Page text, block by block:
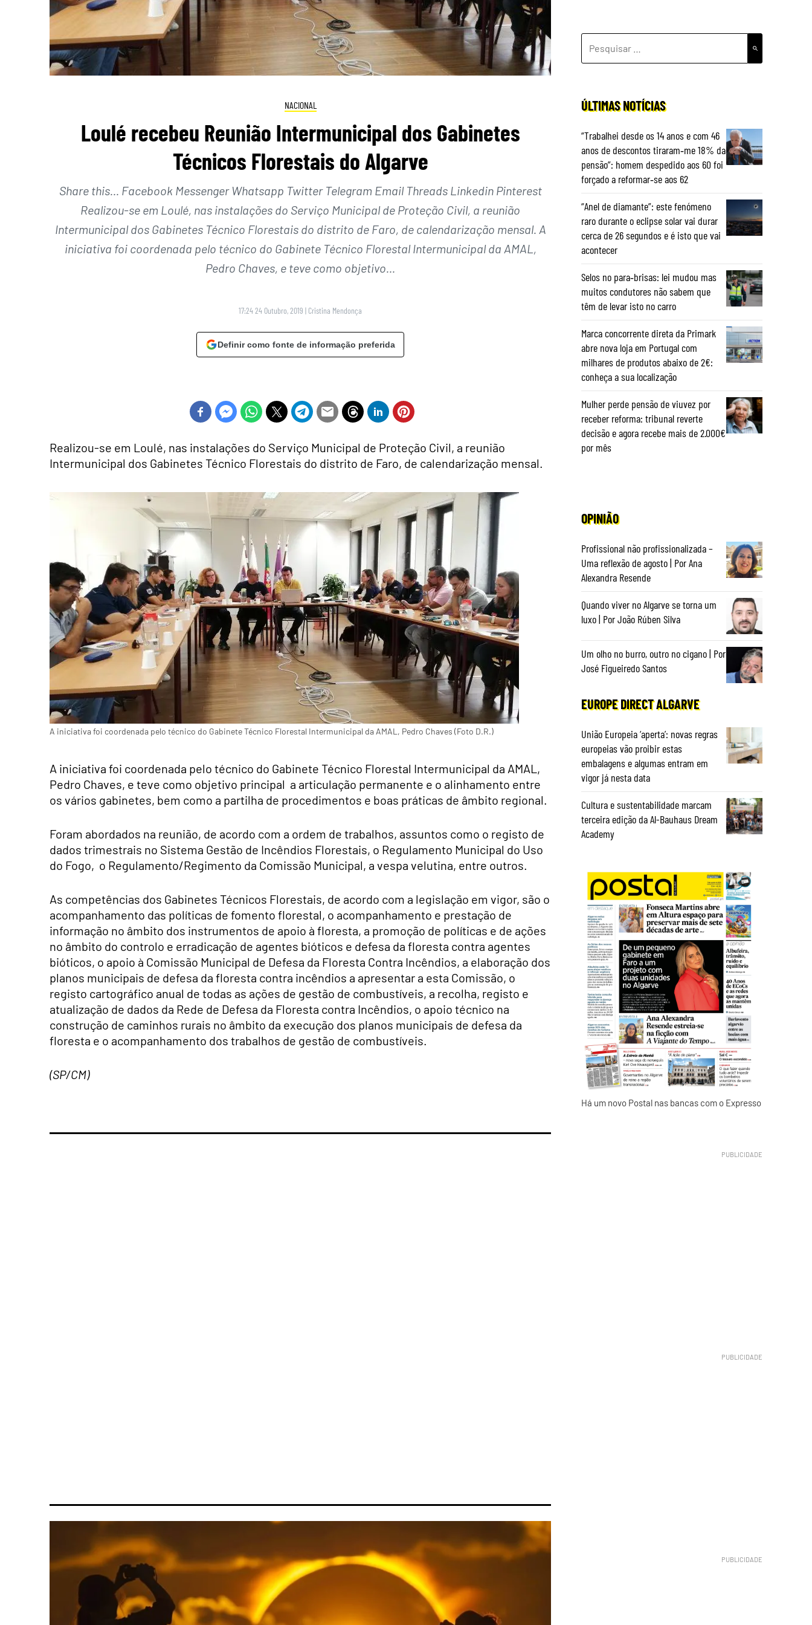
NACIONAL
Loulé recebeu Reunião Intermunicipal dos Gabinetes
Técnicos Florestais do Algarve
Share this… Facebook Messenger Whatsapp Twitter Telegram Email Threads Linkedin Pinterest
Realizou-se em Loulé, nas instalações do Serviço Municipal de Proteção Civil, a reunião
Intermunicipal dos Gabinetes Técnico Florestais do distrito de Faro, de calendarização mensal. A
iniciativa foi coordenada pelo técnico do Gabinete Técnico Florestal Intermunicipal da AMAL,
Pedro Chaves, e teve como objetivo…
17:24 24 Outubro, 2019 | Cristina Mendonça
Definir como fonte de informação preferida
Realizou-se em Loulé, nas instalações do Serviço Municipal de Proteção Civil, a reunião
Intermunicipal dos Gabinetes Técnico Florestais do distrito de Faro, de calendarização mensal.
A iniciativa foi coordenada pelo técnico do Gabinete Técnico Florestal Intermunicipal da AMAL, Pedro Chaves (Foto D.R.)
A iniciativa foi coordenada pelo técnico do Gabinete Técnico Florestal Intermunicipal da AMAL,
Pedro Chaves, e teve como objetivo principal a articulação permanente e o alinhamento entre
os vários gabinetes, bem como a partilha de procedimentos e boas práticas de âmbito regional.
Foram abordados na reunião, de acordo com a ordem de trabalhos, assuntos como o registo de
dados trimestrais no Sistema Gestão de Incêndios Florestais, o Regulamento Municipal do Uso
do Fogo, o Regulamento/Regimento da Comissão Municipal, a vespa velutina, entre outros.
As competências dos Gabinetes Técnicos Florestais, de acordo com a legislação em vigor, são o
acompanhamento das políticas de fomento florestal, o acompanhamento e prestação de
informação no âmbito dos instrumentos de apoio à floresta, a promoção de políticas e de ações
no âmbito do controlo e erradicação de agentes bióticos e defesa da floresta contra agentes
bióticos, o apoio à Comissão Municipal de Defesa da Floresta Contra Incêndios, a elaboração dos
planos municipais de defesa da floresta contra incêndios a apresentar a esta Comissão, o
registo cartográfico anual de todas as ações de gestão de combustíveis, a recolha, registo e
atualização de dados da Rede de Defesa da Floresta contra Incêndios, o apoio técnico na
construção de caminhos rurais no âmbito da execução dos planos municipais de defesa da
floresta e o acompanhamento dos trabalhos de gestão de combustíveis.
(SP/CM)
POR:
ÚLTIMAS NOTÍCIAS
“Trabalhei desde os 14 anos e com 46
anos de descontos tiraram‑me 18% da
pensão”: homem despedido aos 60 foi
forçado a reformar‑se aos 62
“Anel de diamante”: este fenómeno
raro durante o eclipse solar vai durar
cerca de 26 segundos e é isto que vai
acontecer
Selos no para‑brisas: lei mudou mas
muitos condutores não sabem que
têm de levar isto no carro
Marca concorrente direta da Primark
abre nova loja em Portugal com
milhares de produtos abaixo de 2€:
conheça a sua localização
Mulher perde pensão de viuvez por
receber reforma: tribunal reverte
decisão e agora recebe mais de 2.000€
por mês
OPINIÃO
Profissional não profissionalizada –
Uma reflexão de agosto | Por Ana
Alexandra Resende
Quando viver no Algarve se torna um
luxo | Por João Rúben Silva
Um olho no burro, outro no cigano | Por
José Figueiredo Santos
EUROPE DIRECT ALGARVE
União Europeia ‘aperta’: novas regras
europeias vão proibir estas
embalagens e algumas entram em
vigor já nesta data
Cultura e sustentabilidade marcam
terceira edição da Al-Bauhaus Dream
Academy
Há um novo Postal nas bancas com o Expresso